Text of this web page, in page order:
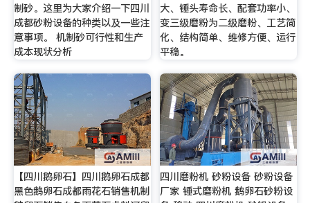
制砂。这里为大家介绍一下四川
成都砂粉设备的种类以及一些注
意事项。 机制砂可行性和生产
成本现状分析
大、锤头寿命长、配套功率小、
变三级磨粉为二级磨粉、工艺简
化、结构简单、维修方便、运行
平稳。
【四川鹅卵石】四川鹅卵石成都
黑色鹅卵石成都雨花石销售机制
四川磨粉机 砂粉设备 砂粉设备
厂家 锤式磨粉机 鹅卵石砂粉设